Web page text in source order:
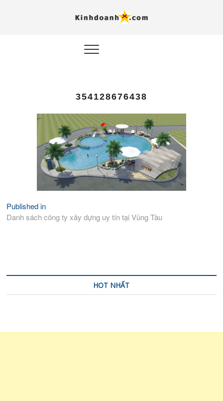
354128676438
Điều
hướng
Published in
Danh sách công ty xây dựng uy tín tại Vũng Tàu
HOT NHẤT